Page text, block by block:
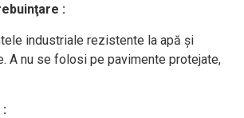
:
industriale rezistente la apă şi
A nu se folosi pe pavimente protejate,
: